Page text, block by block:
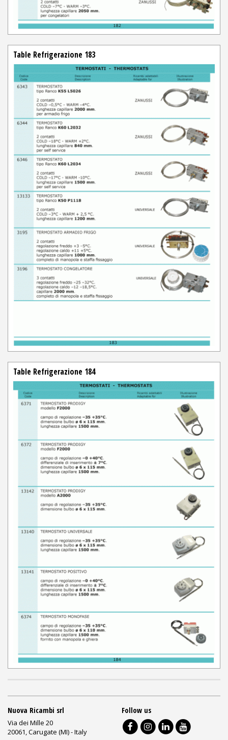
Table Refrigerazione 183
Table Refrigerazione 184
Nuova Ricambi srl
Via dei Mille 20
20061, Carugate (MI) - Italy
Follow us